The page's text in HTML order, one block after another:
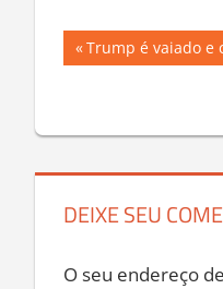
Post
Previous
Trump é vaiado e
DEIXE SEU